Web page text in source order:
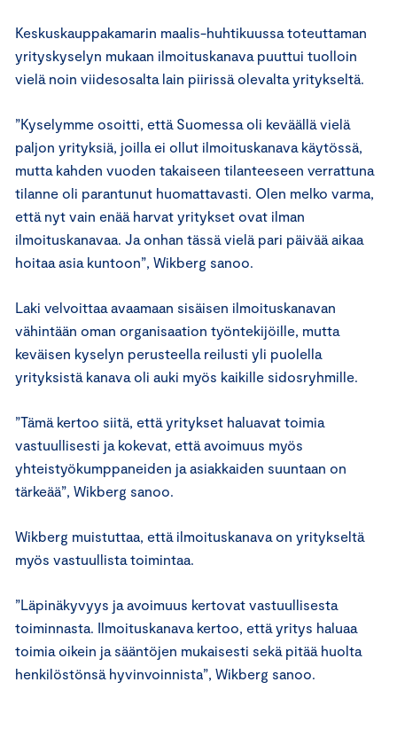
Keskuskauppakamarin maalis-huhtikuussa toteuttaman
yrityskyselyn mukaan ilmoituskanava puuttui tuolloin
vielä noin viidesosalta lain piirissä olevalta yritykseltä.
”Kyselymme osoitti, että Suomessa oli keväällä vielä
paljon yrityksiä, joilla ei ollut ilmoituskanava käytössä,
mutta kahden vuoden takaiseen tilanteeseen verrattuna
tilanne oli parantunut huomattavasti. Olen melko varma,
että nyt vain enää harvat yritykset ovat ilman
ilmoituskanavaa. Ja onhan tässä vielä pari päivää aikaa
hoitaa asia kuntoon”, Wikberg sanoo.
Laki velvoittaa avaamaan sisäisen ilmoituskanavan
vähintään oman organisaation työntekijöille, mutta
keväisen kyselyn perusteella reilusti yli puolella
yrityksistä kanava oli auki myös kaikille sidosryhmille.
”Tämä kertoo siitä, että yritykset haluavat toimia
vastuullisesti ja kokevat, että avoimuus myös
yhteistyökumppaneiden ja asiakkaiden suuntaan on
tärkeää”, Wikberg sanoo.
Wikberg muistuttaa, että ilmoituskanava on yritykseltä
myös vastuullista toimintaa.
”Läpinäkyvyys ja avoimuus kertovat vastuullisesta
toiminnasta. Ilmoituskanava kertoo, että yritys haluaa
toimia oikein ja sääntöjen mukaisesti sekä pitää huolta
henkilöstönsä hyvinvoinnista”, Wikberg sanoo.